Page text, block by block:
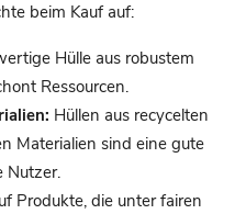
beim Kauf auf:
Hülle aus robustem
Ressourcen.
Hüllen aus recycelten
Materialien sind eine gute
Nutzer.
Produkte, die unter fairen